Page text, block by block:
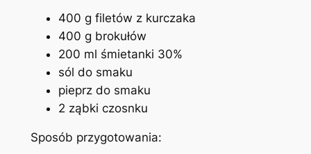
400 g filetów z kurczaka
400 g brokułów
200 ml śmietanki 30%
sól do smaku
pieprz do smaku
2 ząbki czosnku
Sposób przygotowania: